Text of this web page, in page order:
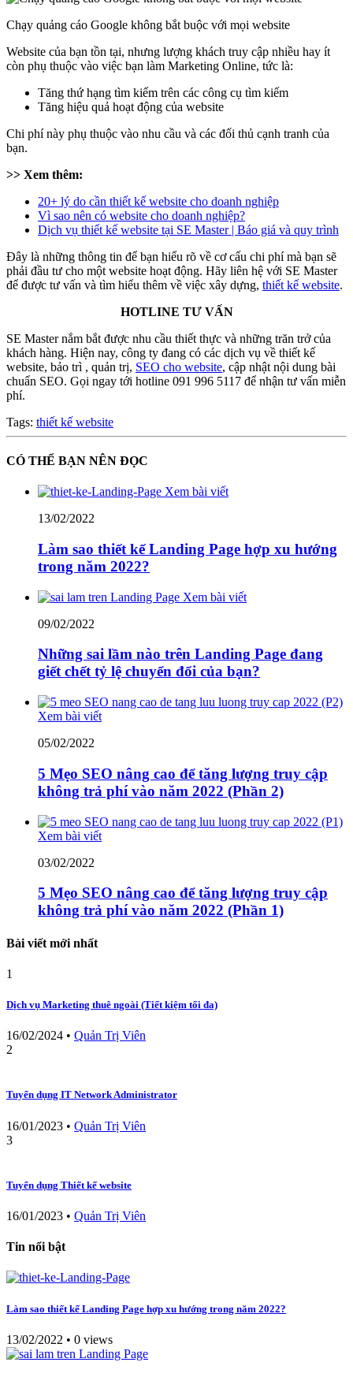
Chạy quảng cáo Google không bắt buộc với mọi website
Website của bạn tồn tại, nhưng lượng khách truy cập nhiều hay ít
còn phụ thuộc vào việc bạn làm Marketing Online, tức là:
Tăng thứ hạng tìm kiếm trên các công cụ tìm kiếm
Tăng hiệu quả hoạt động của website
Chi phí này phụ thuộc vào nhu cầu và các đối thủ cạnh tranh của
bạn.
>> Xem thêm:
20+ lý do cần thiết kế website cho doanh nghiệp
Vì sao nên có website cho doanh nghiệp?
Dịch vụ thiết kế website tại SE Master | Báo giá và quy trình
Đây là những thông tin để bạn hiểu rõ về cơ cấu chi phí mà bạn sẽ
phải đầu tư cho một website hoạt động. Hãy liên hệ với SE Master
để được tư vấn và tìm hiểu thêm về việc xây dựng, thiết kế website.
HOTLINE TƯ VẤN
SE Master nắm bắt được nhu cầu thiết thực và những trăn trở của
khách hàng. Hiện nay, công ty đang có các dịch vụ về thiết kế
website, bảo trì , quản trị, SEO cho website, cập nhật nội dung bài
chuẩn SEO. Gọi ngay tới hotline 091 996 5117 để nhận tư vấn miễn
phí.
Tags: thiết kế website
CÓ THỂ BẠN NÊN ĐỌC
Xem bài viết
13/02/2022
Làm sao thiết kế Landing Page hợp xu hướng
trong năm 2022?
Xem bài viết
09/02/2022
Những sai lầm nào trên Landing Page đang
giết chết tỷ lệ chuyển đổi của bạn?
Xem bài viết
05/02/2022
5 Mẹo SEO nâng cao để tăng lượng truy cập
không trả phí vào năm 2022 (Phần 2)
Xem bài viết
03/02/2022
5 Mẹo SEO nâng cao để tăng lượng truy cập
không trả phí vào năm 2022 (Phần 1)
Bài viết mới nhất
1
Dịch vụ Marketing thuê ngoài (Tiết kiệm tối đa)
16/02/2024 • Quản Trị Viên
2
Tuyển dụng IT Network Administrator
16/01/2023 • Quản Trị Viên
3
Tuyển dụng Thiết kế website
16/01/2023 • Quản Trị Viên
Tin nổi bật
Làm sao thiết kế Landing Page hợp xu hướng trong năm 2022?
13/02/2022 • 0 views